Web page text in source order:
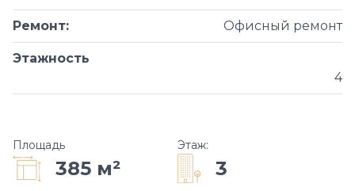
Ремонт: Офисный ремонт
Этажность
4
Площадь
385 м²
Этаж:
3